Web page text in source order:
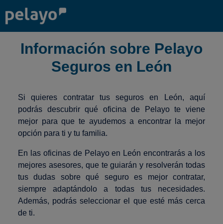
Información sobre Pelayo
Seguros en León
Si quieres contratar tus seguros en León, aquí
podrás descubrir qué oficina de Pelayo te viene
mejor para que te ayudemos a encontrar la mejor
opción para ti y tu familia.
En las oficinas de Pelayo en León encontrarás a los
mejores asesores, que te guiarán y resolverán todas
tus dudas sobre qué seguro es mejor contratar,
siempre adaptándolo a todas tus necesidades.
Además, podrás seleccionar el que esté más cerca
de ti.